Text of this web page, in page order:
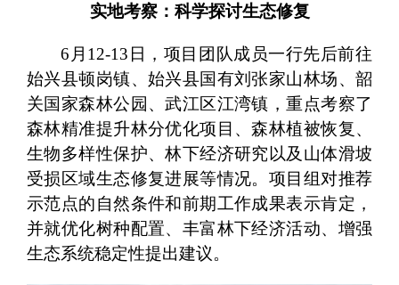
实地考察：科学探讨生态修复
6月12-13日，项目团队成员一行先后前往
始兴县顿岗镇、始兴县国有刘张家山林场、韶
关国家森林公园、武江区江湾镇，重点考察了
森林精准提升林分优化项目、森林植被恢复、
生物多样性保护、林下经济研究以及山体滑坡
受损区域生态修复进展等情况。项目组对推荐
示范点的自然条件和前期工作成果表示肯定，
并就优化树种配置、丰富林下经济活动、增强
生态系统稳定性提出建议。